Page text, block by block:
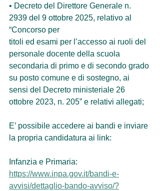
• Decreto del Direttore Generale n.
2939 del 9 ottobre 2025, relativo al
“Concorso per
titoli ed esami per l’accesso ai ruoli del
personale docente della scuola
secondaria di primo e di secondo grado
su posto comune e di sostegno, ai
sensi del Decreto ministeriale 26
ottobre 2023, n. 205” e relativi allegati;
E’ possibile accedere ai bandi e inviare
la propria candidatura ai link:
Infanzia e Primaria:
https://www.inpa.gov.it/bandi-e-
avvisi/dettaglio-bando-avviso/?